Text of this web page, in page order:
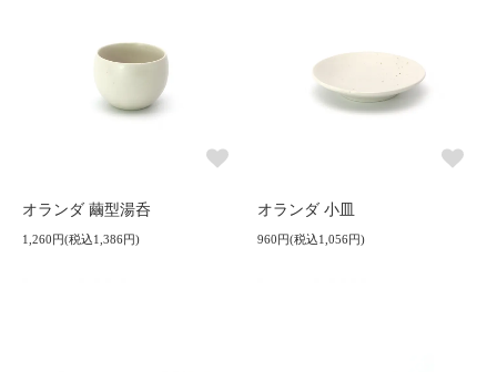
オランダ 繭型湯呑
1,260円(税込1,386円)
オランダ 小皿
960円(税込1,056円)